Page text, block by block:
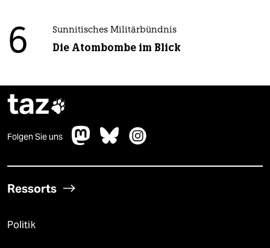
6 Sunnitisches Militärbündnis
Die Atombombe im Blick
taz
Folgen Sie uns
Ressorts
Politik